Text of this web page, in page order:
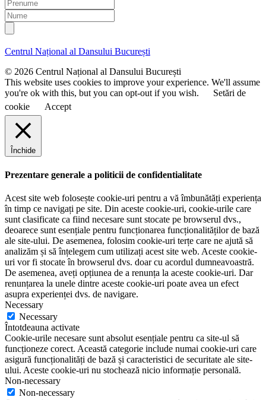
a
i
l
r
e
n
m
N
u
m
e
Centrul Național al Dansului București
© 2026 Centrul Național al Dansului București
This website uses cookies to improve your experience. We'll assume
you're ok with this, but you can opt-out if you wish.
Setări de
cookie
Accept
Închide
Prezentare generale a politicii de confidentialitate
Acest site web folosește cookie-uri pentru a vă îmbunătăți experiența
în timp ce navigați pe site. Din aceste cookie-uri, cookie-urile care
sunt clasificate ca fiind necesare sunt stocate pe browserul dvs.,
deoarece sunt esențiale pentru funcționarea funcționalităților de bază
ale site-ului. De asemenea, folosim cookie-uri terțe care ne ajută să
analizăm și să înțelegem cum utilizați acest site web. Aceste cookie-
uri vor fi stocate în browserul dvs. doar cu acordul dumneavoastră.
De asemenea, aveți opțiunea de a renunța la aceste cookie-uri. Dar
renunțarea la unele dintre aceste cookie-uri poate avea un efect
asupra experienței dvs. de navigare.
Necessary
Necessary
Întotdeauna activate
Cookie-urile necesare sunt absolut esențiale pentru ca site-ul să
funcționeze corect. Această categorie include numai cookie-uri care
asigură funcționalități de bază și caracteristici de securitate ale site-
ului. Aceste cookie-uri nu stochează nicio informație personală.
Non-necessary
Non-necessary